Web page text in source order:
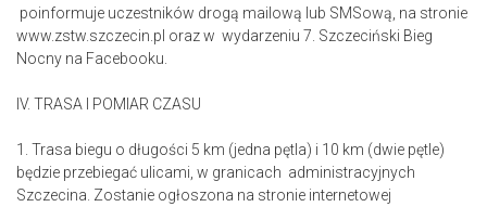
poinformuje uczestników drogą mailową lub SMSową, na stronie
www.zstw.szczecin.pl oraz w wydarzeniu 7. Szczeciński Bieg
Nocny na Facebooku.
IV. TRASA I POMIAR CZASU
1. Trasa biegu o długości 5 km (jedna pętla) i 10 km (dwie pętle)
będzie przebiegać ulicami, w granicach administracyjnych
Szczecina. Zostanie ogłoszona na stronie internetowej